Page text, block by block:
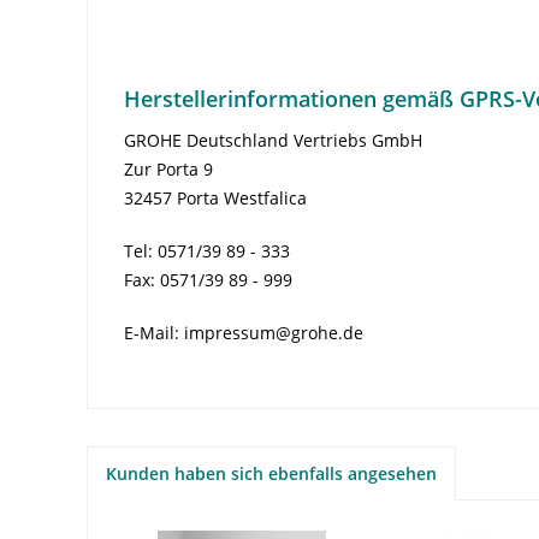
Herstellerinformationen gemäß GPRS-
GROHE Deutschland Vertriebs GmbH
Zur Porta 9
32457 Porta Westfalica
Tel: 0571/39 89 - 333
Fax: 0571/39 89 - 999
E-Mail: impressum@grohe.de
Kunden haben sich ebenfalls angesehen